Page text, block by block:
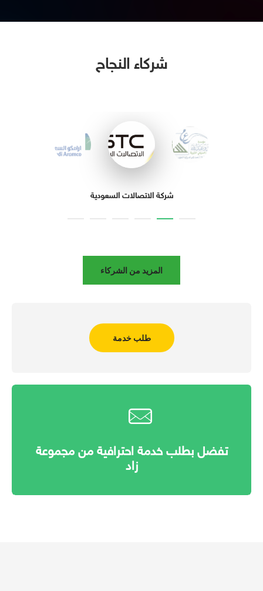
شركاء النجاح
شركة الاتصالات السعودية
المزيد من الشركاء
طلب خدمة
تفضل بطلب خدمة احترافية من مجموعة
زاد